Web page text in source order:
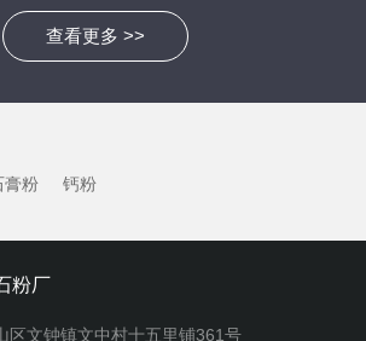
性。其石粉产品具有粒度均匀、纯度高、活性
同行业客户的需求，例如作为建筑材料中的填
查看更多 >>
膏粉 钙粉
粉厂
区文钟镇文中村十五里铺361号